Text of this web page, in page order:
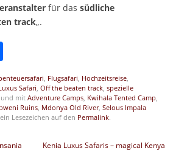
für das südliche
track„.
Teilen
Flugsafari Hochzeitsreise,
Safari Off the beaten track, spezielle
mitAdventure Camps, Kwihala Tented Camp
Ruins, Mdonya Old River, Selous Impala
Lesezeichen auf den Permalink.
Kenia Luxus Safaris – magical Kenya